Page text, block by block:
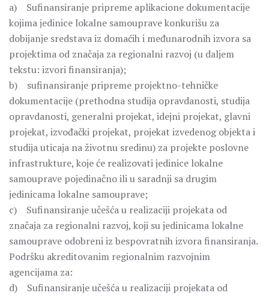
a) Sufinansiranje pripreme aplikacione dokumentacije
kojima jedinice lokalne samouprave konkurišu za
dobijanje sredstava iz domaćih i međunarodnih izvora sa
projektima od značaja za regionalni razvoj (u daljem
tekstu: izvori finansiranja);
b) sufinansiranje pripreme projektno-tehničke
dokumentacije (prethodna studija opravdanosti, studija
opravdanosti, generalni projekat, idejni projekat, glavni
projekat, izvođački projekat, projekat izvedenog objekta i
studija uticaja na životnu sredinu) za projekte poslovne
infrastrukture, koje će realizovati jedinice lokalne
samouprave pojedinačno ili u saradnji sa drugim
jedinicama lokalne samouprave;
c) Sufinansiranje učešća u realizaciji projekata od
značaja za regionalni razvoj, koji su jedinicama lokalne
samouprave odobreni iz bespovratnih izvora finansiranja.
Podršku akreditovanim regionalnim razvojnim
agencijama za:
d) Sufinansiranje učešća u realizaciji projekata od